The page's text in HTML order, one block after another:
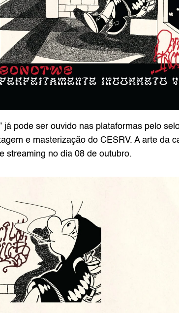
já pode ser ouvido nas plataformas pelo
e masterização do CESRV. A arte da
streaming no dia 08 de outubro.